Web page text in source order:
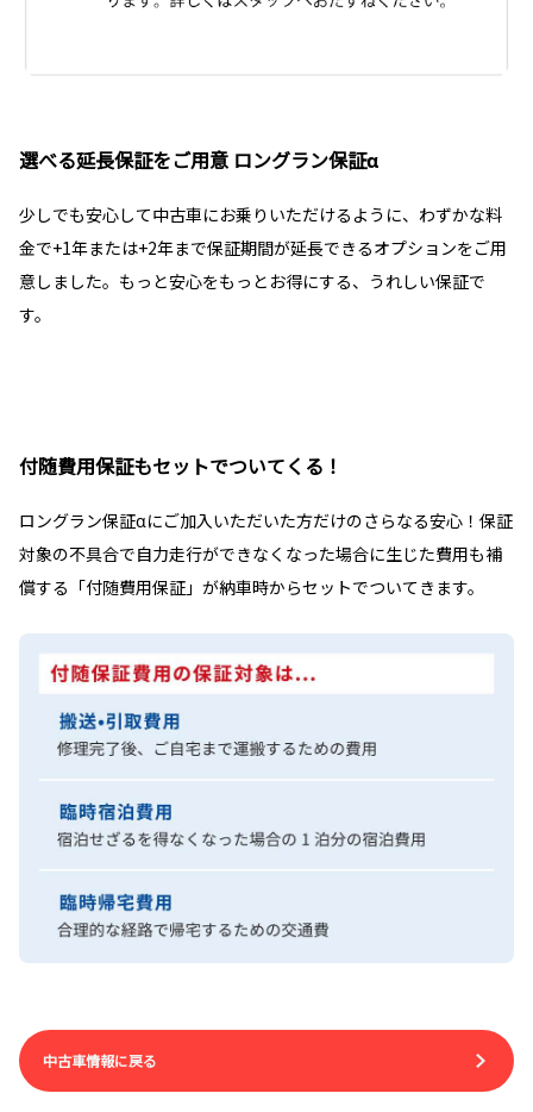
選べる延長保証をご用意 ロングラン保証α
少しでも安心して中古車にお乗りいただけるように、わずかな料
金で+1年または+2年まで保証期間が延長できるオプションをご用
意しました。もっと安心をもっとお得にする、うれしい保証で
す。
付随費用保証もセットでついてくる！
ロングラン保証αにご加入いただいた方だけのさらなる安心！保証
対象の不具合で自力走行ができなくなった場合に生じた費用も補
償する「付随費用保証」が納車時からセットでついてきます。
中古車情報に戻る